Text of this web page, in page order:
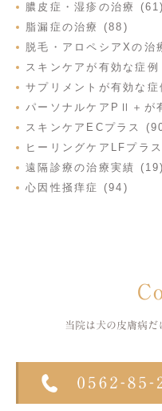
膿皮症・湿疹の治療 (61)
脂漏症の治療 (88)
脱毛・アロペシアXの治
スキンケアが有効な症
サプリメントが有効な
パーソナルケアPⅡ＋が
スキンケアECプラス
ヒーリングケアLFプラ
遠隔診療の治療実績 (19)
心因性掻痒症 (94)
当院は犬の皮膚病だ